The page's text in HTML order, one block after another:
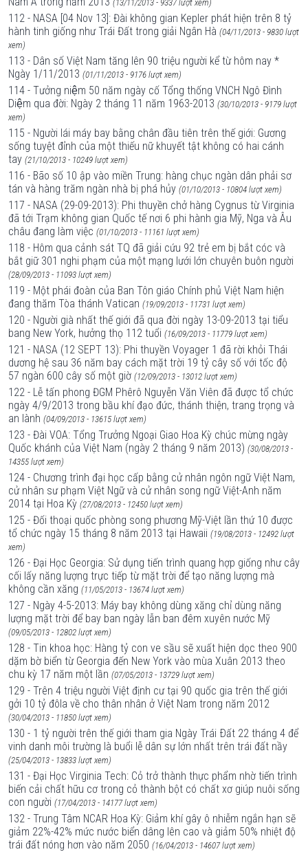
(13/11/2013 - 9337 lượt xem)
112 - NASA [04 Nov 13]: Đài không gian Kepler phát hiện trên 8 tỷ
hành tinh giống như Trái Đất trong giải Ngân Hà (04/11/2013 - 9830 lượt
xem)
113 - Dân số Việt Nam tăng lên 90 triệu người kể từ hôm nay *
Ngày 1/11/2013 (01/11/2013 - 9176 lượt xem)
114 - Tưởng niệm 50 năm ngày cố Tổng thống VNCH Ngô Đình
Diệm qua đời: Ngày 2 tháng 11 năm 1963-2013 (30/10/2013 - 9179 lượt
xem)
115 - Người lái máy bay bằng chân đầu tiên trên thế giới: Gương
sống tuyệt đỉnh của một thiếu nữ khuyết tật không có hai cánh
tay (21/10/2013 - 10249 lượt xem)
116 - Bão số 10 ập vào miền Trung: hàng chục ngàn dân phải sơ
tán và hàng trăm ngàn nhà bị phá hủy (01/10/2013 - 10804 lượt xem)
117 - NASA (29-09-2013): Phi thuyền chở hàng Cygnus từ Virginia
đã tới Trạm không gian Quốc tế nơi 6 phi hành gia Mỹ, Nga và Âu
châu đang làm việc (01/10/2013 - 11161 lượt xem)
118 - Hôm qua cảnh sát TQ đã giải cứu 92 trẻ em bị bắt cóc và
bắt giữ 301 nghi phạm của một mạng lưới lớn chuyên buôn người
(28/09/2013 - 11093 lượt xem)
119 - Một phái đoàn của Ban Tôn giáo Chính phủ Việt Nam hiện
đang thăm Tòa thánh Vatican (19/09/2013 - 11731 lượt xem)
120 - Người già nhất thế giới đã qua đời ngày 13-09-2013 tại tiểu
bang New York, hưởng thọ 112 tuổi (16/09/2013 - 11779 lượt xem)
121 - NASA (12 SEPT 13): Phi thuyền Voyager 1 đã rời khỏi Thái
dương hệ sau 36 năm bay cách mặt trời 19 tỷ cây số với tốc độ
57 ngàn 600 cây số một giờ (12/09/2013 - 13012 lượt xem)
122 - Lễ tấn phong ĐGM Phêrô Nguyễn Văn Viên đã được tổ chức
ngày 4/9/2013 trong bầu khí đạo đức, thánh thiện, trang trọng và
an lành (04/09/2013 - 13615 lượt xem)
123 - Đài VOA: Tổng Trưởng Ngoại Giao Hoa Kỳ chúc mừng ngày
Quốc khánh của Việt Nam (ngày 2 tháng 9 năm 2013) (30/08/2013 -
14355 lượt xem)
124 - Chương trình đại học cấp bằng cử nhân ngôn ngữ Việt Nam,
cử nhân sư phạm Việt Ngữ và cử nhân song ngữ Việt-Anh năm
2014 tại Hoa Kỳ (27/08/2013 - 12450 lượt xem)
125 - Đối thoại quốc phòng song phương Mỹ-Việt lần thứ 10 được
tổ chức ngày 15 tháng 8 năm 2013 tại Hawaii (19/08/2013 - 12492 lượt
xem)
126 - Đại Học Georgia: Sử dụng tiến trình quang hợp giống như cây
cối lấy năng lượng trực tiếp từ mặt trời để tạo năng lượng mà
không cần xăng (11/05/2013 - 13674 lượt xem)
127 - Ngày 4-5-2013: Máy bay không dùng xăng chỉ dùng năng
lượng mặt trời để bay ban ngày lẫn ban đêm xuyên nước Mỹ
(09/05/2013 - 12802 lượt xem)
128 - Tin khoa học: Hàng tỷ con ve sầu sẽ xuất hiện dọc theo 900
dặm bờ biển từ Georgia đến New York vào mùa Xuân 2013 theo
chu kỳ 17 năm một lần (07/05/2013 - 13729 lượt xem)
129 - Trên 4 triệu người Việt định cư tại 90 quốc gia trên thế giới
gởi 10 tỷ đôla về cho thân nhân ở Việt Nam trong năm 2012
(30/04/2013 - 11850 lượt xem)
130 - 1 tỷ người trên thế giới tham gia Ngày Trái Ðất 22 tháng 4 để
vinh danh môi trường là buổi lễ dân sự lớn nhất trên trái đất nầy
(25/04/2013 - 13833 lượt xem)
131 - Đại Học Virginia Tech: Cỏ trở thành thực phẩm nhờ tiến trình
biến cải chất hữu cơ trong cỏ thành bột có chất xơ giúp nuôi sống
con người (17/04/2013 - 14177 lượt xem)
132 - Trung Tâm NCAR Hoa Kỳ: Giảm khí gây ô nhiễm ngắn hạn sẽ
giảm 22%-42% mức nước biển dâng lên cao và giảm 50% nhiệt độ
trái đất nóng hơn vào năm 2050 (16/04/2013 - 14607 lượt xem)